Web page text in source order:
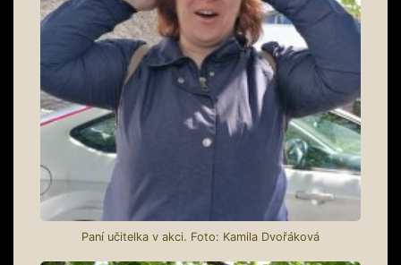
Paní učitelka v akci. Foto: Kamila Dvořáková